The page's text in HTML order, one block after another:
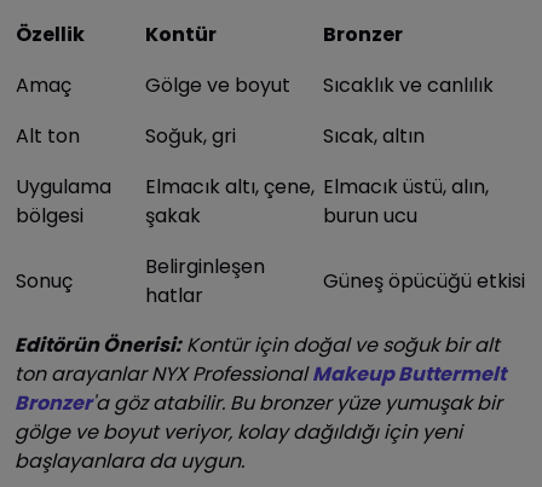
Özellik
Kontür
Bronzer
Amaç
Gölge ve boyut
Sıcaklık ve canlılık
Alt ton
Soğuk, gri
Sıcak, altın
Uygulama
bölgesi
Elmacık altı, çene,
şakak
Elmacık üstü, alın,
burun ucu
Sonuç
Belirginleşen
hatlar
Güneş öpücüğü etkisi
Editörün Önerisi:Kontür için doğal ve soğuk bir alt
ton arayanlar NYX ProfessionalMakeup Buttermelt
Bronzer'a göz atabilir. Bu bronzer yüze yumuşak bir
gölge ve boyut veriyor, kolay dağıldığı için yeni
başlayanlara da uygun.